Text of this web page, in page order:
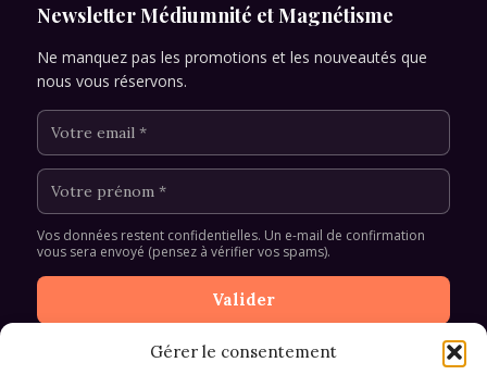
Gérer le consentement
Newsletter Médiumnité et Magnétisme
Ne manquez pas les promotions et les nouveautés que
nous vous réservons.
Vos données restent confidentielles. Un e-mail de confirmation
vous sera envoyé (pensez à vérifier vos spams).